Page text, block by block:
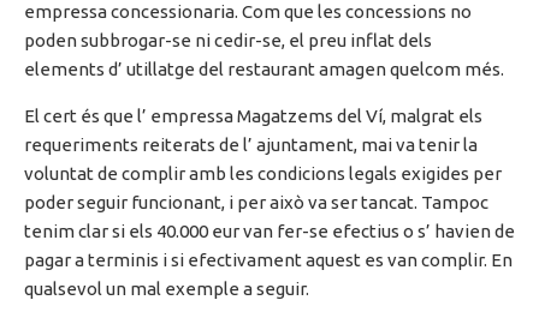
empressa concessionaria. Com que les concessions no
poden subbrogar-se ni cedir-se, el preu inflat dels
elements d’ utillatge del restaurant amagen quelcom més.
El cert és que l’ empressa Magatzems del Ví, malgrat els
requeriments reiterats de l’ ajuntament, mai va tenir la
voluntat de complir amb les condicions legals exigides per
poder seguir funcionant, i per això va ser tancat. Tampoc
tenim clar si els 40.000 eur van fer-se efectius o s’ havien de
pagar a terminis i si efectivament aquest es van complir. En
qualsevol un mal exemple a seguir.